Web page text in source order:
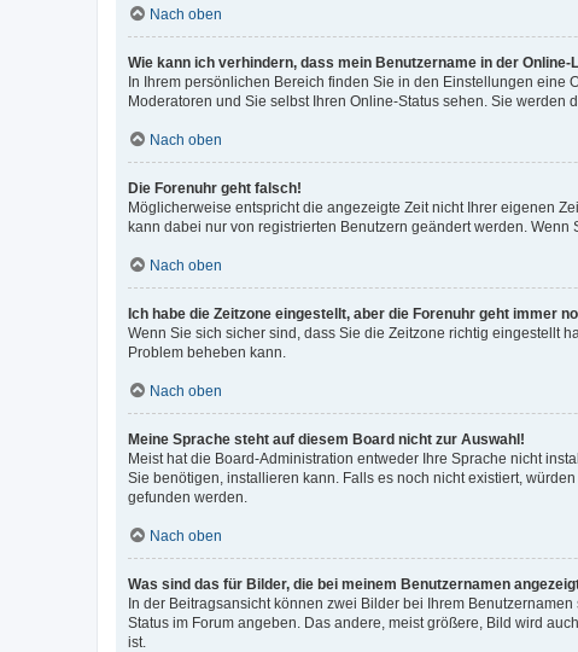
Nach oben
Wie kann ich verhindern, dass mein Benutzername in der Online-
In Ihrem persönlichen Bereich finden Sie in den Einstellungen eine
Moderatoren und Sie selbst Ihren Online-Status sehen. Sie werden
Nach oben
Die Forenuhr geht falsch!
Möglicherweise entspricht die angezeigte Zeit nicht Ihrer eigenen
kann dabei nur von registrierten Benutzern geändert werden. Wenn
Nach oben
Ich habe die Zeitzone eingestellt, aber die Forenuhr geht immer
Wenn Sie sich sicher sind, dass Sie die Zeitzone richtig eingestellt
Problem beheben kann.
Nach oben
Meine Sprache steht auf diesem Board nicht zur Auswahl!
Meist hat die Board-Administration entweder Ihre Sprache nicht
Sie benötigen, installieren kann. Falls es noch nicht existiert,
gefunden werden.
Nach oben
Was sind das für Bilder, die bei meinem Benutzernamen
In der Beitragsansicht können zwei Bilder bei Ihrem
Status im Forum angeben. Das andere, meist größere, Bild wird
ist.